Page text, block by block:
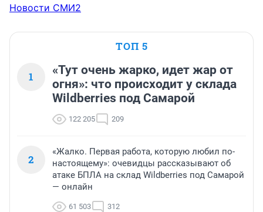
Новости СМИ2
ТОП 5
1
«Тут очень жарко, идет жар от
огня»: что происходит у склада
Wildberries под Самарой
122 205 209
2
«Жалко. Первая работа, которую любил по-
настоящему»: очевидцы рассказывают об
атаке БПЛА на склад Wildberries под Самарой
— онлайн
61 503 312